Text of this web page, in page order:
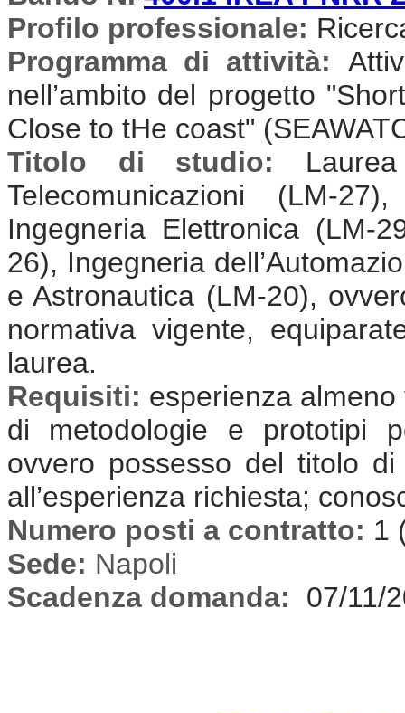
Profilo professionale:
Programma di attività:
nell’ambito del progetto
Close to tHe coast"
Titolo di studio:
Telecomunicazioni (LM-
Ingegneria Elettronica (LM-
26), Ingegneria
e Astronautica (LM-20),
normativa vigente,
laurea.
Requisiti: esperienza
di metodologie e prototipi
ovvero possesso del titolo
all’esperienza richiesta;
Numero posti a contratto: 1
Sede: Napoli
Scadenza domanda:
07/11/